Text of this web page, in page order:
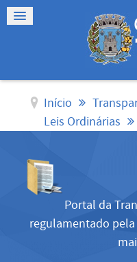
Início
Leis Ordinárias
Portal da
regulamentado pela